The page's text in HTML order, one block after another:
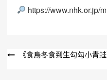
https://www.nhk.or.jp/
文
《食烏冬食到生勾勾小青蛙